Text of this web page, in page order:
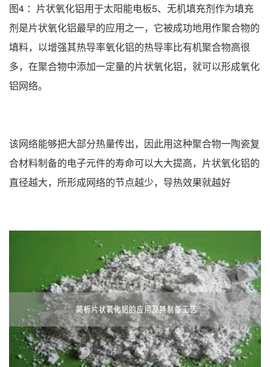
图4 ：片状氧化铝用于太阳能电板5、无机填充剂作为填充
剂是片状氧化铝最早的应用之一，它被成功地用作聚合物的
填料，以增强其热导率氧化铝的热导率比有机聚合物高很
多，在聚合物中添加一定量的片状氧化铝，就可以形成氧化
铝网络。
该网络能够把大部分热量传出，因此用这种聚合物一陶瓷复
合材料制备的电子元件的寿命可以大大提高，片状氧化铝的
直径越大，所形成网络的节点越少，导热效果就越好